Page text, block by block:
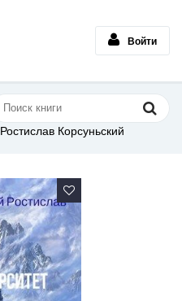
Войти
Ростислав Корсуньский